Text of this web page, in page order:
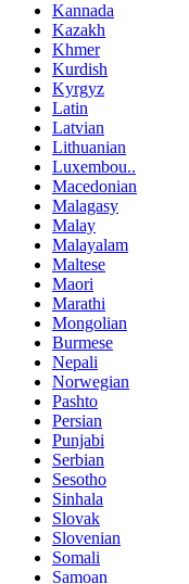
Kannada
Kazakh
Khmer
Kurdish
Kyrgyz
Latin
Latvian
Lithuanian
Luxembou..
Macedonian
Malagasy
Malay
Malayalam
Maltese
Maori
Marathi
Mongolian
Burmese
Nepali
Norwegian
Pashto
Persian
Punjabi
Serbian
Sesotho
Sinhala
Slovak
Slovenian
Somali
Samoan